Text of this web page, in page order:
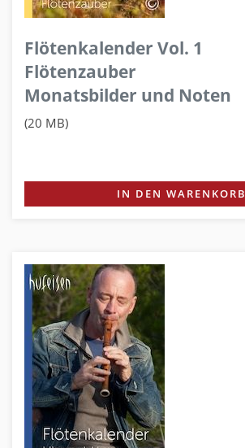
Flötenkalender Vol. 1
Flötenzauber
Monatsbilder und Noten
(20 MB)
IN DEN WARENKORB